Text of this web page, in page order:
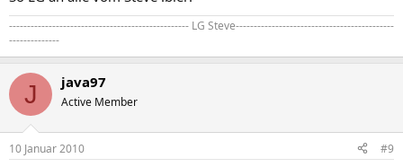
-------------------------------------------------- LG Steve--------------------------------------------
--------------
J java97
Active Member
10 Januar 2010 #9